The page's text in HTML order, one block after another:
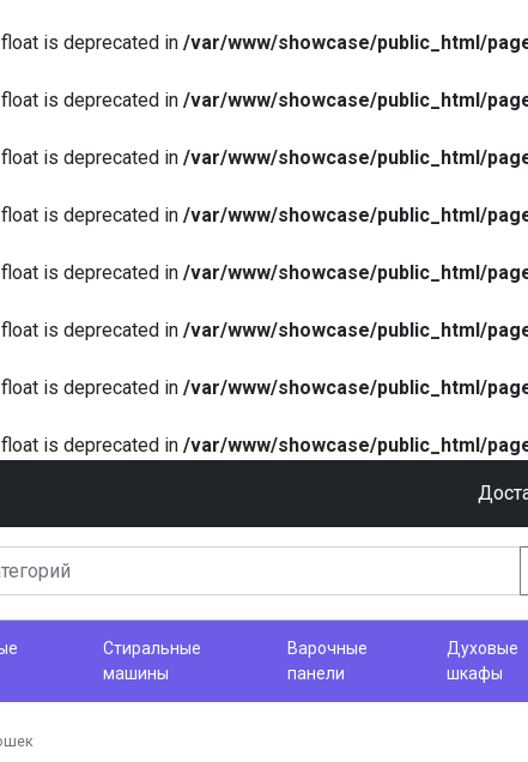
is deprecated in /var/www/showcase/public_html/
is deprecated in /var/www/showcase/public_html/
is deprecated in /var/www/showcase/public_html/
is deprecated in /var/www/showcase/public_html/
is deprecated in /var/www/showcase/public_html/
is deprecated in /var/www/showcase/public_html/
is deprecated in /var/www/showcase/public_html/
is deprecated in /var/www/showcase/public_html/
Стиральные
машины
Варочные
панели
Духовые
шкафы